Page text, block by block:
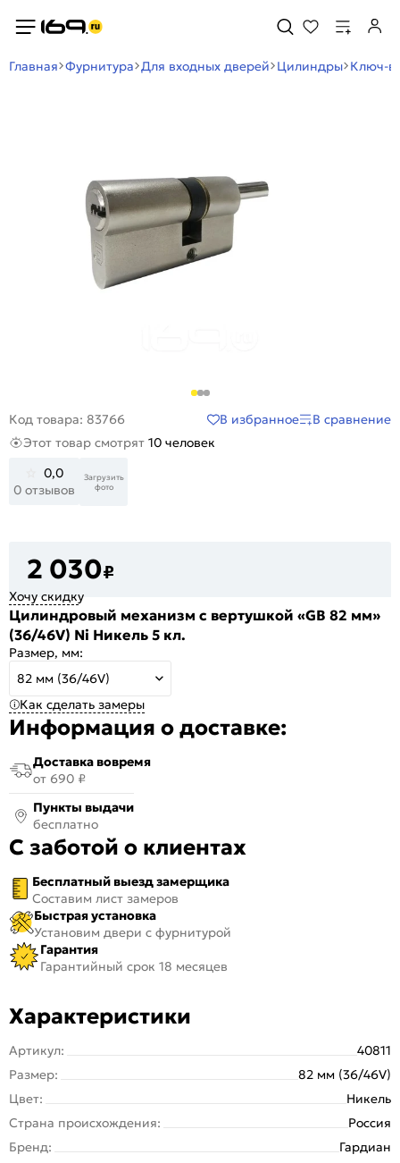
Главная Фурнитура Для входных дверей Цилиндры Ключ-
Код товара: 83766 В избранное
В сравнение
Этот товар смотрят 10 человек
0,0
0 отзывов
Загрузить
фото
2 030₽
Хочу скидку
Цилиндровый механизм с вертушкой «GB 82 мм»
(36/46V) Ni Никель 5 кл.
Размер, мм:
82 мм (36/46V)
Как сделать замеры
Информация о доставке:
Доставка вовремя
от 690 ₽
Пункты выдачи
бесплатно
С заботой о клиентах
Бесплатный выезд замерщика
Составим лист замеров
Быстрая установка
Установим двери с фурнитурой
Гарантия
Гарантийный срок 18 месяцев
Характеристики
Артикул:
40811
Размер:
82 мм (36/46V)
Цвет:
Никель
Страна происхождения:
Россия
Бренд:
Гардиан